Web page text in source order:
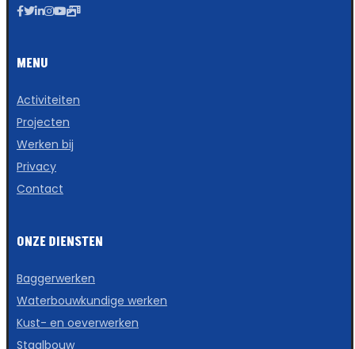
MENU
Activiteiten
Projecten
Werken bij
Privacy
Contact
ONZE DIENSTEN
Baggerwerken
Waterbouwkundige werken
Kust- en oeverwerken
Staalbouw